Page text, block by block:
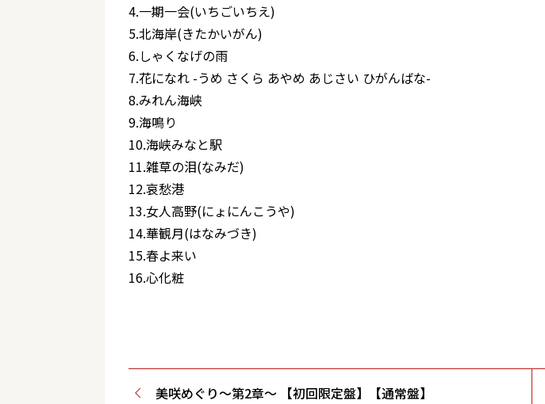
4.一期一会(いちごいちえ)
5.北海岸(きたかいがん)
6.しゃくなげの雨
7.花になれ -うめ さくら あやめ あじさい ひがんばな-
8.みれん海峡
9.海鳴り
10.海峡みなと駅
11.雑草の泪(なみだ)
12.哀愁港
13.女人高野(にょにんこうや)
14.華観月(はなみづき)
15.春よ来い
16.心化粧
美咲めぐり～第2章～ 【初回限定盤】【通常盤】